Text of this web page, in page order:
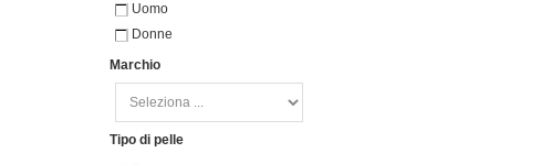
Uomo
Donne
Marchio
Tipo di pelle